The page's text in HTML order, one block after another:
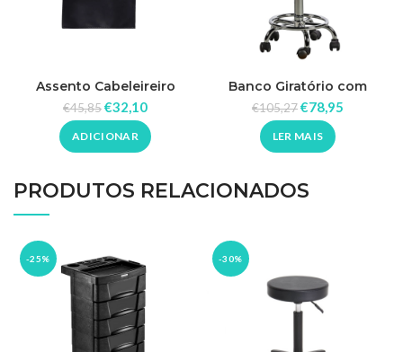
Assento Cabeleireiro
Almofada Infantil Jilly
€45,85€32,10
ADICIONAR
Banco Giratório com
Encosto
€105,27€78,95
LER MAIS
PRODUTOS RELACIONADOS
-25% -30%